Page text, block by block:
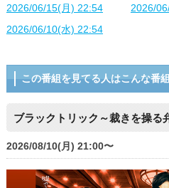
2026/06/15(月) 22:54
2026/
2026/06/10(水) 22:54
この番組を見てる人はこんな番
ブラックトリック～裁きを操る
2026/08/10(月) 21:00〜